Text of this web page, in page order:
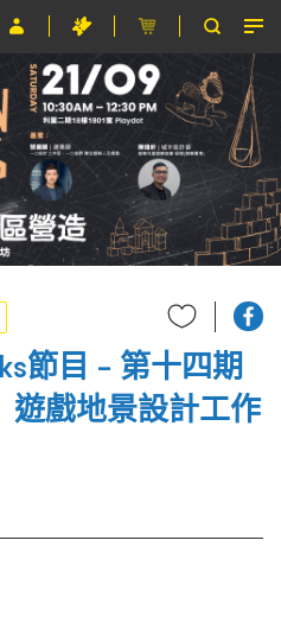
節目 – 第十四期
遊戲地景設計工作